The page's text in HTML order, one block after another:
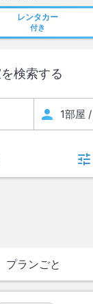
レンタカー
付き
検索する
プランごと